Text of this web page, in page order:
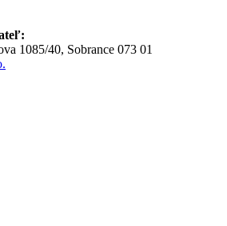
1085/40, Sobrance 073 01